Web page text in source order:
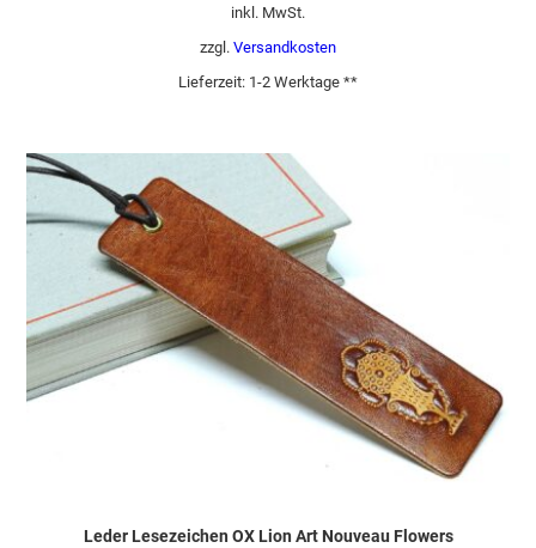
inkl. MwSt.
zzgl. Versandkosten
Lieferzeit: 1-2 Werktage **
Leder Lesezeichen OX Lion Art Nouveau Flowers